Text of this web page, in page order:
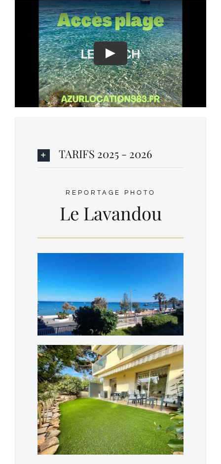
Play
TARIFS 2025 - 2026
REPORTAGE PHOTO
Le Lavandou